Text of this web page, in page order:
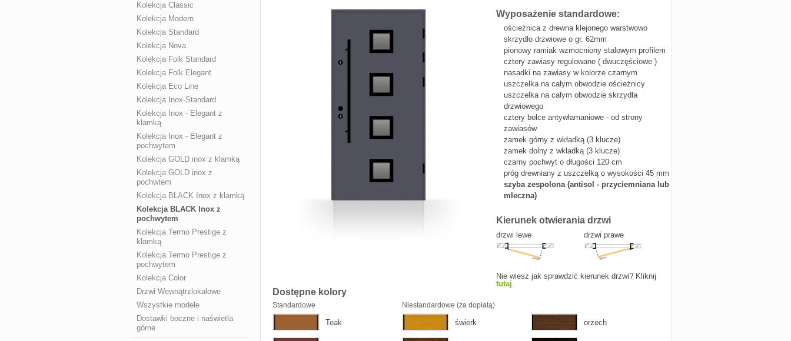
Kolekcja Classic
Kolekcja Modern
Kolekcja Standard
Kolekcja Nova
Kolekcja Folk Standard
Kolekcja Folk Elegant
Kolekcja Eco Line
Kolekcja Inox-Standard
Kolekcja Inox - Elegant z
klamką
Kolekcja Inox - Elegant z
pochwytem
Kolekcja GOLD inox z klamką
Kolekcja GOLD inox z
pochwtem
Kolekcja BLACK Inox z klamką
Kolekcja BLACK Inox z
pochwytem
Kolekcja Termo Prestige z
klamką
Kolekcja Termo Prestige z
pochwytem
Kolekcja Color
Drzwi Wewnątrzlokalowe
Wszystkie modele
Dostawki boczne i naświetla
górne
Wyposażenie standardowe:
ościeżnica z drewna klejonego warstwowo
skrzydło drzwiowe o gr. 62mm
pionowy ramiak wzmocniony stalowym profilem
cztery zawiasy regulowane ( dwuczęściowe )
nasadki na zawiasy w kolorze czarnym
uszczelka na całym obwodzie ościeżnicy
uszczelka na całym obwodzie skrzydła
drzwiowego
cztery bolce antywłamaniowe - od strony
zawiasów
zamek górny z wkładką (3 klucze)
zamek dolny z wkładką (3 klucze)
czarny pochwyt o długości 120 cm
próg drewniany z uszczelką o wysokości 45 mm
szyba zespolona (antisol - przyciemniana lub
mleczna)
Kierunek otwierania drzwi
drzwi lewe drzwi prawe
Nie wiesz jak sprawdzić kierunek drzwi? Kliknij
tutaj.
Dostępne kolory
Standardowe
Teak
Niestandardowe (za dopłatą)
świerk orzech